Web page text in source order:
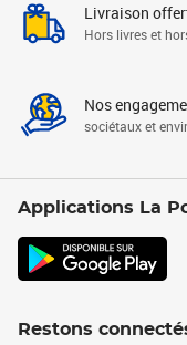
Livraison
Hors livres et
Nos
sociétaux et
Applications La
Restons